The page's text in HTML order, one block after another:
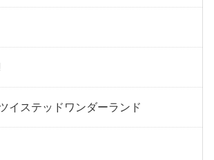
イステッドワンダーランド